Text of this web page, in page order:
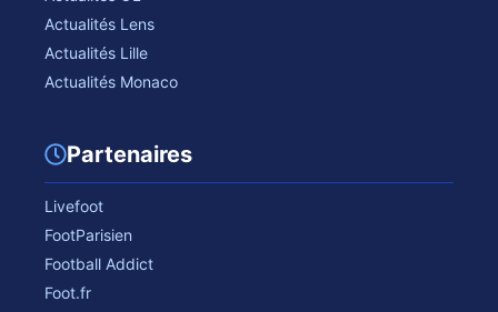
Actualités Lens
Actualités Lille
Actualités Monaco
Partenaires
Livefoot
FootParisien
Football Addict
Foot.fr